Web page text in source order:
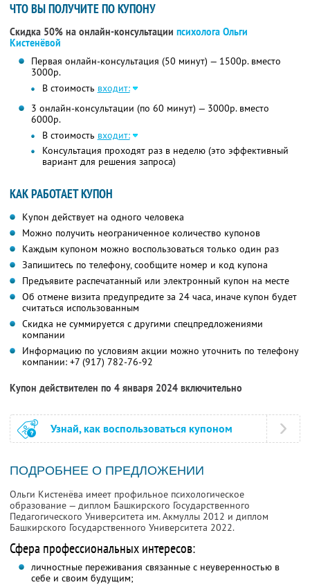
ЧТО ВЫ ПОЛУЧИТЕ ПО КУПОНУ
Скидка 50% на онлайн-консультации психолога Ольги
Кистенёвой
Первая онлайн-консультация (50 минут) — 1500р. вместо
3000р.
В стоимость входит:
3 онлайн-консультации (по 60 минут) — 3000р. вместо
6000р.
В стоимость входит:
Консультация проходят раз в неделю (это эффективный
вариант для решения запроса)
КАК РАБОТАЕТ КУПОН
Купон действует на одного человека
Можно получить неограниченное количество купонов
Каждым купоном можно воспользоваться только один раз
Запишитесь по телефону, сообщите номер и код купона
Предъявите распечатанный или электронный купон на месте
Об отмене визита предупредите за 24 часа, иначе купон будет
считаться использованным
Скидка не суммируется с другими спецпредложениями
компании
Информацию по условиям акции можно уточнить по телефону
компании: +7 (917) 782-76-92
Купон действителен по 4 января 2024 включительно
Узнай, как воспользоваться купоном
ПОДРОБНЕЕ О ПРЕДЛОЖЕНИИ
Ольги Кистенёва имеет профильное психологическое
образование — диплом Башкирского Государственного
Педагогического Университета им. Акмуллы 2012 и диплом
Башкирского Государственного Университета 2022.
Сфера профессиональных интересов:
личностные переживания связанные с неуверенностью в
себе и своим будущим;